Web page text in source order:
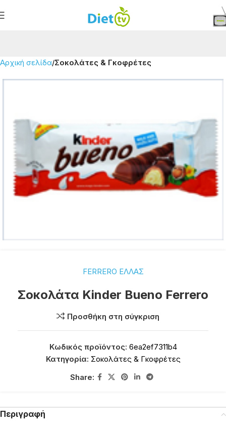
Αρχική σελίδα Σοκολάτες & Γκοφρέτες
FERRERO ΕΛΛΑΣ
Σοκολάτα Kinder Bueno Ferrero
Προσθήκη στη σύγκριση
Κωδικός προϊόντος: 6ea2ef7311b4
Κατηγορία: Σοκολάτες & Γκοφρέτες
Share:
Περιγραφή